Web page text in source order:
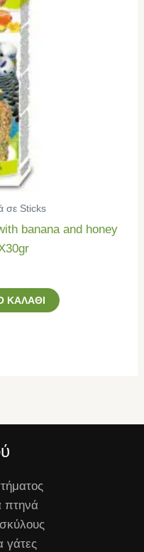
σε Sticks
banana and honey
ΚΑΛΆΘΙ
πτηνά
γάτες